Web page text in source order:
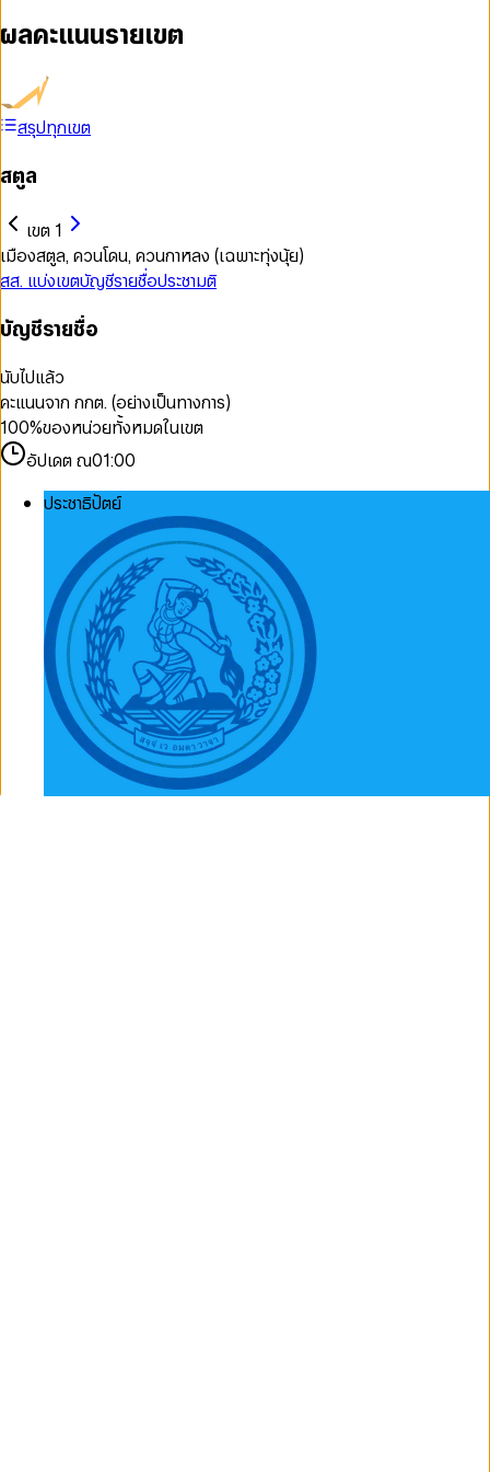
ผลคะแนนรายเขต
สรุปทุกเขต
สตูล
เขต 1
เมืองสตูล, ควนโดน, ควนกาหลง (เฉพาะทุ่งนุ้ย)
สส. แบ่งเขตบัญชีรายชื่อประชามติ
บัญชีรายชื่อ
นับไปแล้ว
คะแนนจาก กกต. (อย่างเป็นทางการ)
100%ของหน่วยทั้งหมดในเขต
อัปเดต ณ01:00
ประชาธิปัตย์